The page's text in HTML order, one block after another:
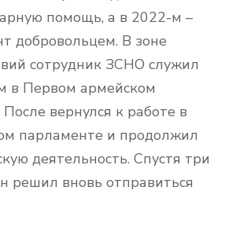
помощь, а в 2022-м –
добровольцем. В зоне
сотрудник ЗСНО служил
в Первом армейском
вернулся к работе в
парламенте и продолжил
деятельность. Спустя три
решил вновь отправиться